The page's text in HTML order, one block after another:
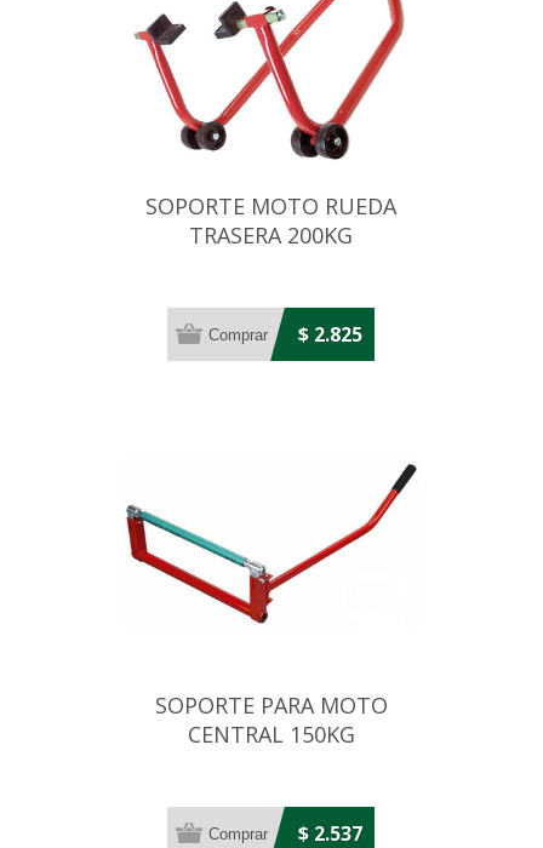
SOPORTE MOTO RUEDA
TRASERA 200KG
$ 2.825
SOPORTE PARA MOTO
CENTRAL 150KG
$ 2.537